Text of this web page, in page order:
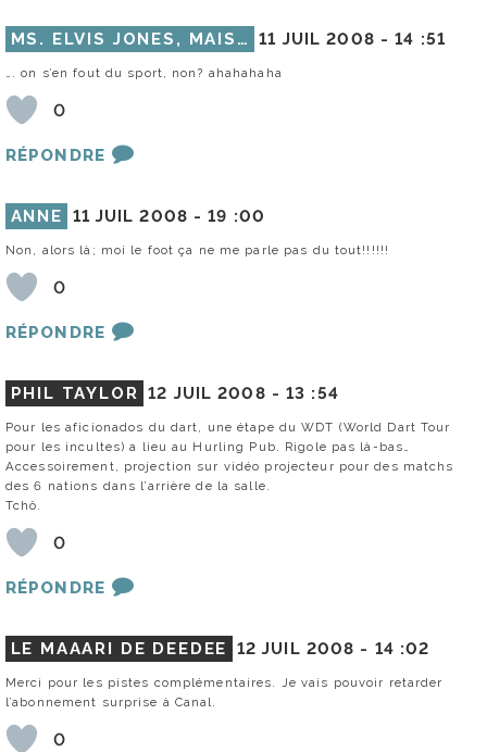
MS. ELVIS JONES, MAIS… 11 JUIL 2008 -14 :51
…. on s’en fout du sport, non? ahahahaha
0
RÉPONDRE
ANNE 11 JUIL 2008 -19 :00
Non, alors là; moi le foot ça ne me parle pas du tout!!!!!!
0
RÉPONDRE
PHIL TAYLOR 12 JUIL 2008 -13 :54
Pour les aficionados du dart, une étape du WDT (World Dart Tour
pour les incultes) a lieu au Hurling Pub. Rigole pas là-bas…
Accessoirement, projection sur vidéo projecteur pour des matchs
des 6 nations dans l’arrière de la salle.
Tchô.
0
RÉPONDRE
LE MAAARI DE DEEDEE 12 JUIL 2008 - 14 :02
Merci pour les pistes complémentaires. Je vais pouvoir retarder
l’abonnement surprise à Canal.
0